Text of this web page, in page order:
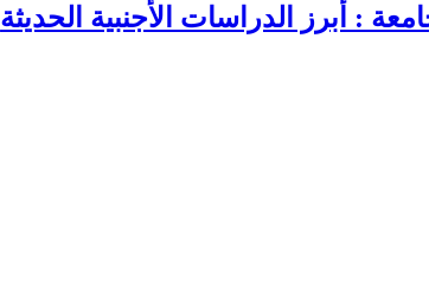
: أبرز الدراسات الأجنبية الحديثة